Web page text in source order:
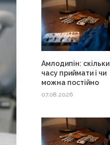
Амлодипін: скільки
часу приймати і чи
можна постійно
07.08.2026